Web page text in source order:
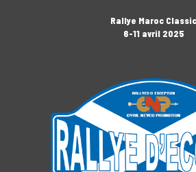
Rallye Maroc Classic
6-11 avril 2025